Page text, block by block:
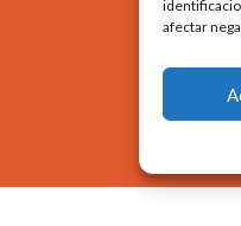
afectar